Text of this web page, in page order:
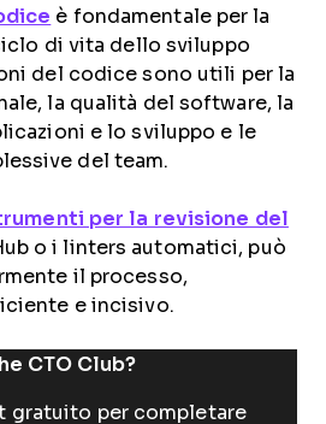
è fondamentale per la
di vita dello sviluppo
del codice sono utili per la
la qualità del software, la
e lo sviluppo e le
del team.
per la revisione del
o i linters automatici, può
il processo,
e incisivo.
CTO Club?
gratuito per completare